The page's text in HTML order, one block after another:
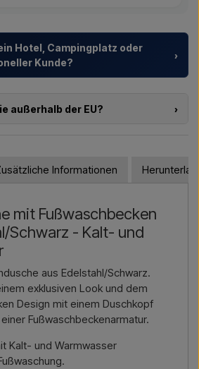
Hotel, Campingplatz oder
Kunde?
›
Modellauswahl bis zur richtigen
für ein Projekt oder eine
kontaktieren Sie uns – wir
Mail → Rufen Sie uns an →
außerhalb der EU?
›
können Sie uns kontaktieren
Lieferung und ggf. Zolldokumenten
an, für welchen Artikel Sie sich
oder Link zum Artikel) sowie
– dann erhalten Sie ein
Mail → Rufen Sie uns an →
Informationen
mit Fußwaschbecken
Schwarz - Kalt- und
aus Edelstahl/Schwarz.
exklusiven Look und dem
Design mit einem Duschkopf
Fußwaschbeckenarmatur.
Kalt- und Warmwasser